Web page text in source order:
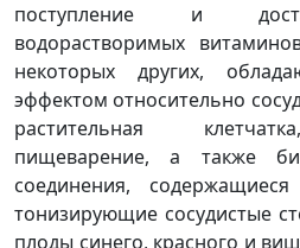
поступление и
водорастворимых
некоторых других,
эффектом относительно
растительная
пищеварение, а также
соединения,
тонизирующие сосудистые
плоды синего, красного и